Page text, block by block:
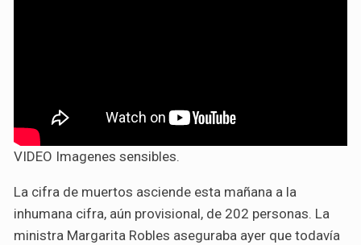
VIDEO Imagenes sensibles.
La cifra de muertos asciende esta mañana a la
inhumana cifra, aún provisional, de 202 personas. La
ministra Margarita Robles aseguraba ayer que todavía